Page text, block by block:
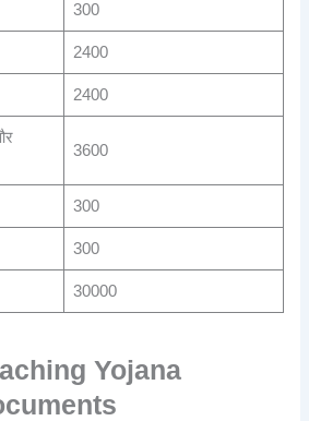
300
2400
2400
3600
300
300
30000
Yojana